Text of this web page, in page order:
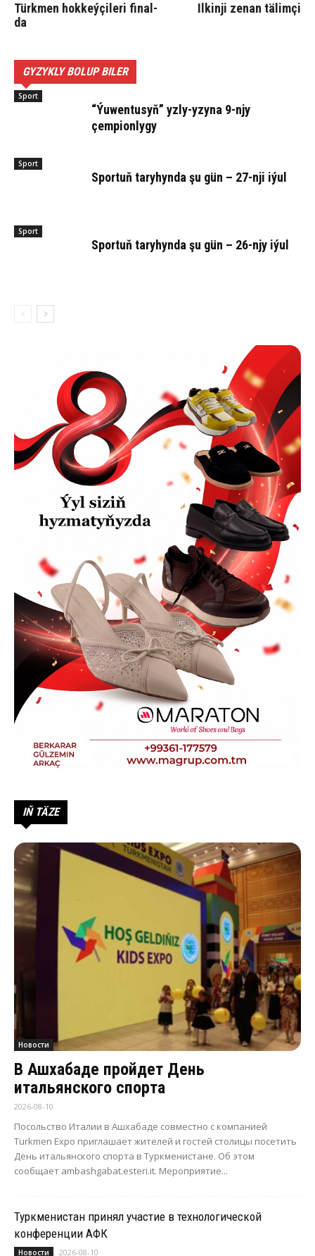
Türk­men hok­keý­çi­le­ri fi­nal­
da
Il­kin­ji ze­nan tä­lim­çi
GYZYKLY BOLUP BILER
Sport
“Ýuwentusyň” yzly-yzyna 9-njy
çempionlygy
Sport
Sportuň taryhynda şu gün – 27-nji iýul
Sport
Sportuň taryhynda şu gün – 26-njy iýul
IŇ TÄZE
Новости
В Ашхабаде пройдет День
итальянского спорта
2026-08-10
Посольство Италии в Ашхабаде совместно с компанией
Turkmen Expo приглашает жителей и гостей столицы посетить
День итальянского спорта в Туркменистане. Об этом
сообщает ambashgabat.esteri.it. Мероприятие...
Туркменистан принял участие в технологической
конференции АФК
Новости 2026-08-10